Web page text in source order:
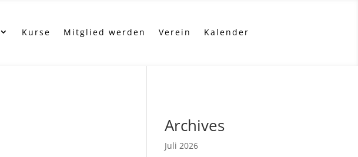
Kurse Mitglied werden Verein Kalender
Archives
Juli 2026